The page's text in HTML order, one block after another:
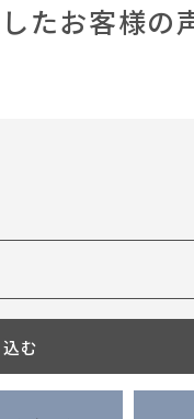
たお客様の
む